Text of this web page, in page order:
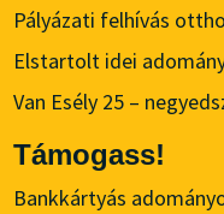
Pályázati felhívás
Elstartolt idei
Van Esély 25 –
Támogass!
Bankkártyás